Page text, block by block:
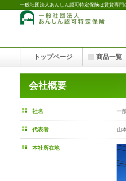
一般社団法人あんしん認可特定保険は賃貸専門
会社概要
社名 一
代表者 山
本社所在地
トップページ 商品一覧